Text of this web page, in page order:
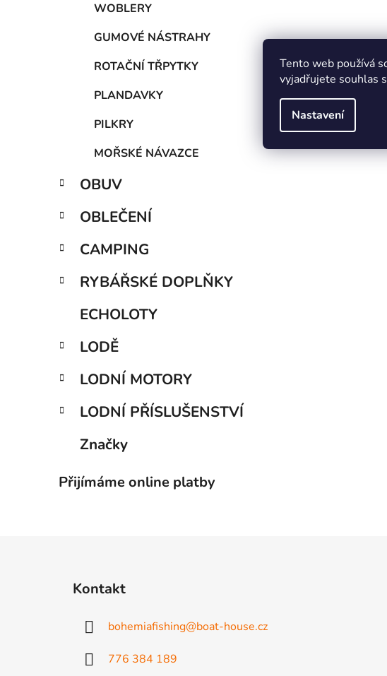
Tento web používá
vyjadřujete souhlas
Nastavení
WOBLERY
GUMOVÉ NÁSTRAHY
ROTAČNÍ TŘPYTKY
PLANDAVKY
PILKRY
MOŘSKÉ NÁVAZCE
OBUV
OBLEČENÍ
CAMPING
RYBÁŘSKÉ DOPLŇKY
ECHOLOTY
LODĚ
LODNÍ MOTORY
LODNÍ PŘÍSLUŠENSTVÍ
Značky
Přijímáme online platby
Kontakt
bohemiafishing@boat-house.cz
776 384 189